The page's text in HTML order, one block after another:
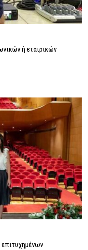
ή εταιρικών
επιτυχημένων